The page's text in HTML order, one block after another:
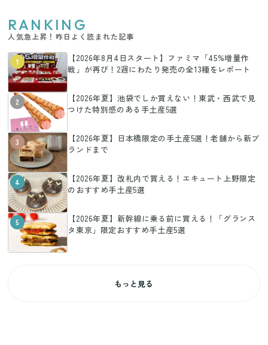
RANKING
人気急上昇！昨日よく読まれた記事
1
【2026年8月4日スタート】ファミマ「45%増量作
戦」が再び！2週にわたり発売の全13種をレポート
2
【2026年夏】池袋でしか買えない！東武・西武で見
つけた特別感のある手土産5選
3
【2026年夏】日本橋限定の手土産5選！老舗から新ブ
ランドまで
4
【2026年夏】改札内で買える！エキュート上野限定
のおすすめ手土産5選
5
【2026年夏】新幹線に乗る前に買える！「グランス
タ東京」限定おすすめ手土産5選
もっと見る